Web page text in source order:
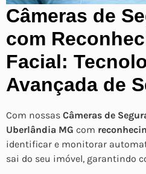
Câmeras de
com
Facial:
Avançada de
Com nossas Câmeras de
Uberlândia MG com
identificar e monitorar
sai do seu imóvel, garantindo